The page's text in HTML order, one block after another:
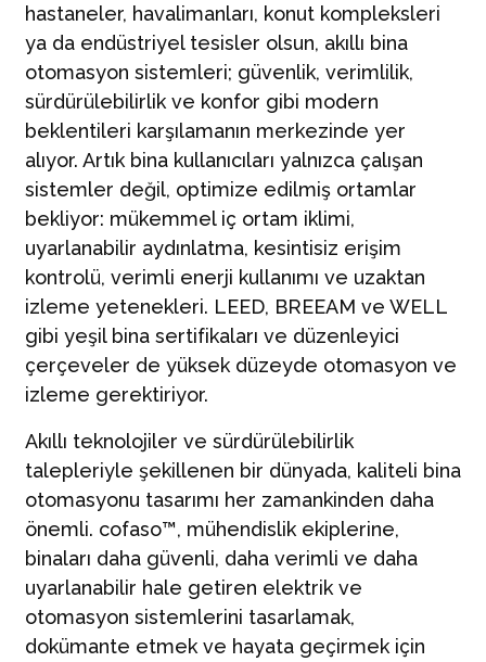
hastaneler, havalimanları, konut kompleksleri
ya da endüstriyel tesisler olsun, akıllı bina
otomasyon sistemleri; güvenlik, verimlilik,
sürdürülebilirlik ve konfor gibi modern
beklentileri karşılamanın merkezinde yer
alıyor. Artık bina kullanıcıları yalnızca çalışan
sistemler değil, optimize edilmiş ortamlar
bekliyor: mükemmel iç ortam iklimi,
uyarlanabilir aydınlatma, kesintisiz erişim
kontrolü, verimli enerji kullanımı ve uzaktan
izleme yetenekleri. LEED, BREEAM ve WELL
gibi yeşil bina sertifikaları ve düzenleyici
çerçeveler de yüksek düzeyde otomasyon ve
izleme gerektiriyor.
Akıllı teknolojiler ve sürdürülebilirlik
talepleriyle şekillenen bir dünyada, kaliteli bina
otomasyonu tasarımı her zamankinden daha
önemli. cofaso™, mühendislik ekiplerine,
binaları daha güvenli, daha verimli ve daha
uyarlanabilir hale getiren elektrik ve
otomasyon sistemlerini tasarlamak,
dokümante etmek ve hayata geçirmek için